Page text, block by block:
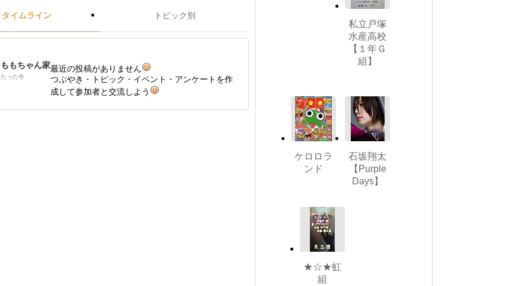
タイムライン トピック別
ももちゃん家
たった今
最近の投稿がありません
つぶやき・トピック・イベント・アンケートを作
成して参加者と交流しよう
私立戸塚
水産高校
【１年Ｇ
組】
ケロロラ
ンド
石坂翔太
【Purple
Days】
★☆★虹
組